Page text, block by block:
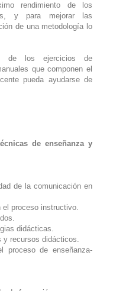
rendimiento de los
y para mejorar las
de una metodología lo
de los ejercicios de
que componen el
pueda ayudarse de
de enseñanza y
de la comunicación en
el proceso instructivo.
didácticas.
y recursos didácticos.
proceso de enseñanza-